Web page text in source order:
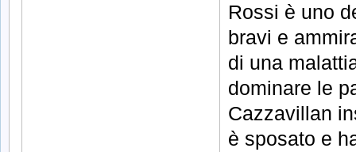
Rossi è uno
bravi e
di una
dominare le
Cazzavillan
è sposato e